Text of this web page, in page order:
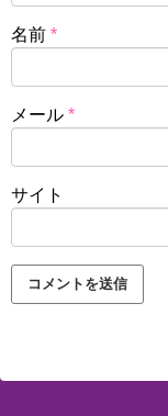
名前 *
メール *
サイト